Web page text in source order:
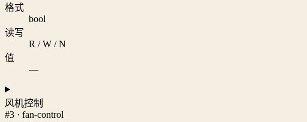
格式
bool
读写
R / W / N
值
—
风机控制
#3 · fan-control